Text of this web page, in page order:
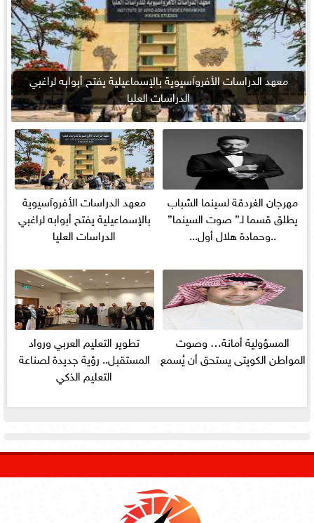
معهد الدراسات الأفروآسيوية بالإسماعيلية يفتح أبوابه لراغبي
الدراسات العليا
مهرجان الغردقة لسينما الشباب
يطلق قسما لـ” صوت السينما”
..وحمادة هلال أول...
معهد الدراسات الأفروآسيوية
بالإسماعيلية يفتح أبوابه لراغبي
الدراسات العليا
المسؤولية أمانة… وصوت
المواطن الكويتى يستحق أن يُسمع
تطوير التعليم العربي ورواد
المستقبل.. رؤية جديدة لصناعة
التعليم الذكي